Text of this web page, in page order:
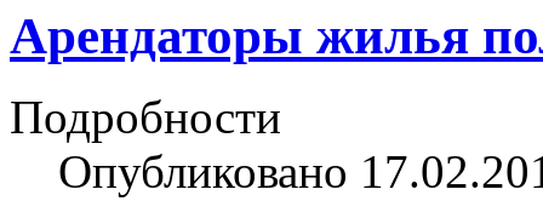
Арендаторы жилья
Подробности
Опубликовано